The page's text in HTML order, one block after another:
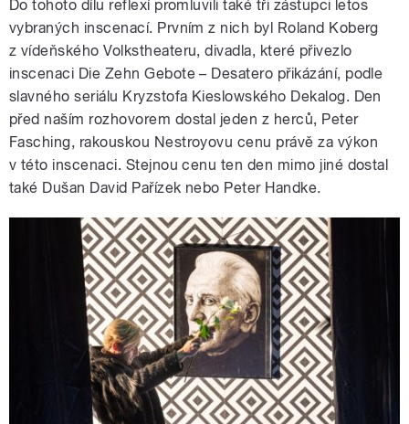
Do tohoto dílu reflexí promluvili také tři zástupci letos
vybraných inscenací. Prvním z nich byl Roland Koberg
z vídeňského Volkstheateru, divadla, které přivezlo
inscenaci Die Zehn Gebote – Desatero přikázání, podle
slavného seriálu Kryzstofa Kieslowského Dekalog. Den
před naším rozhovorem dostal jeden z herců, Peter
Fasching, rakouskou Nestroyovu cenu právě za výkon
v této inscenaci. Stejnou cenu ten den mimo jiné dostal
také Dušan David Pařízek nebo Peter Handke.